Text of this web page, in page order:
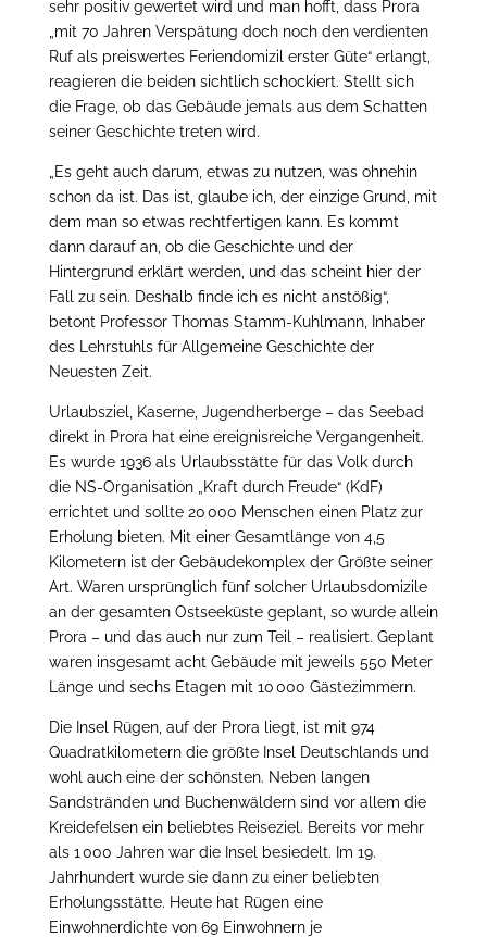
sehr positiv gewertet wird und man hofft, dass Prora
„mit 70 Jahren Verspätung doch noch den verdienten
Ruf als preiswertes Feriendomizil erster Güte“ erlangt,
reagieren die beiden sichtlich schockiert. Stellt sich
die Frage, ob das Gebäude jemals aus dem Schatten
seiner Geschichte treten wird.
„Es geht auch darum, etwas zu nutzen, was ohnehin
schon da ist. Das ist, glaube ich, der einzige Grund, mit
dem man so etwas rechtfertigen kann. Es kommt
dann darauf an, ob die Geschichte und der
Hintergrund erklärt werden, und das scheint hier der
Fall zu sein. Deshalb finde ich es nicht anstößig“,
betont Professor Thomas Stamm-Kuhlmann, Inhaber
des Lehrstuhls für Allgemeine Geschichte der
Neuesten Zeit.
Urlaubsziel, Kaserne, Jugendherberge – das Seebad
direkt in Prora hat eine ereignisreiche Vergangenheit.
Es wurde 1936 als Urlaubsstätte für das Volk durch
die NS-Organisation „Kraft durch Freude“ (KdF)
errichtet und sollte 20 000 Menschen einen Platz zur
Erholung bieten. Mit einer Gesamtlänge von 4,5
Kilometern ist der Gebäudekomplex der Größte seiner
Art. Waren ursprünglich fünf solcher Urlaubsdomizile
an der gesamten Ostseeküste geplant, so wurde allein
Prora – und das auch nur zum Teil – realisiert. Geplant
waren insgesamt acht Gebäude mit jeweils 550 Meter
Länge und sechs Etagen mit 10 000 Gästezimmern.
Die Insel Rügen, auf der Prora liegt, ist mit 974
Quadratkilometern die größte Insel Deutschlands und
wohl auch eine der schönsten. Neben langen
Sandstränden und Buchenwäldern sind vor allem die
Kreidefelsen ein beliebtes Reiseziel. Bereits vor mehr
als 1 000 Jahren war die Insel besiedelt. Im 19.
Jahrhundert wurde sie dann zu einer beliebten
Erholungsstätte. Heute hat Rügen eine
Einwohnerdichte von 69 Einwohnern je